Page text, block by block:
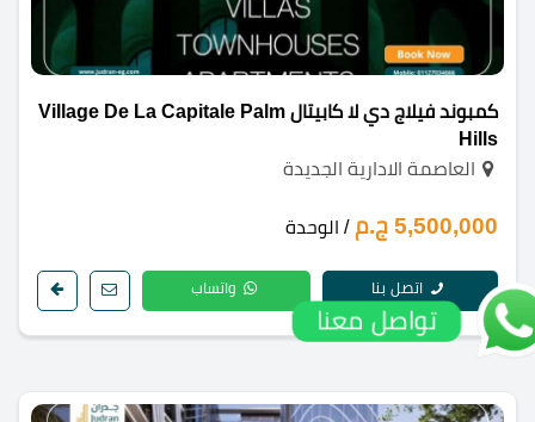
كمبوند فيلاج دي لا كابيتال Village De La Capitale Palm
Hills
العاصمة الادارية الجديدة
5,500,000 ج.م / الوحدة
اتصل بنا واتساب
تواصل معنا